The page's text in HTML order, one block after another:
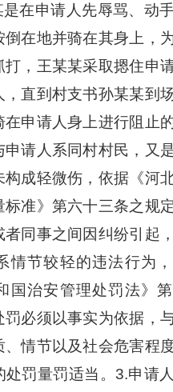
在申请人先辱骂、动
倒在地并骑在其身上，
打，王某某采取摁住申
，直到村支书孙某某到
在申请人身上进行阻止
申请人系同村村民，又
构成轻微伤，依据《河
标准》第六十三条之规
者同事之间因纠纷引起
情节较轻的违法行为
国治安管理处罚法》
罚必须以事实为依据，
、情节以及社会危害程
处罚量罚适当。3.申请